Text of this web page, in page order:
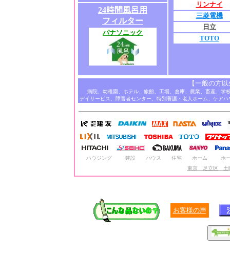
リンナイ
三菱電機
日立
TOTO
24時間風呂用
フィルター
パナソニック
【一般の方
病院、幼稚園、ホテル、旅館、工場、倉庫、農業、畜産、
デイサービス、障害者センター、特別養護・老人ホーム、ケア
ハウジング 建設 ハウス 住宅 ホーム
ホ
東京 足立区 土
お客様の声